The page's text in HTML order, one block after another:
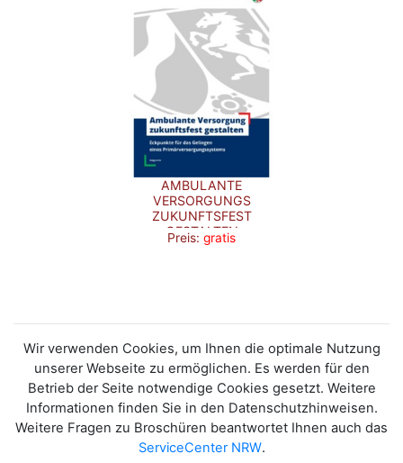
AMBULANTE
VERSORGUNGS
ZUKUNFTSFEST
GESTALTEN
(LANGFASSUNG)
Preis: gratis
Wir verwenden Cookies, um Ihnen die optimale Nutzung
unserer Webseite zu ermöglichen. Es werden für den
Betrieb der Seite notwendige Cookies gesetzt. Weitere
Informationen finden Sie in den Datenschutzhinweisen.
Weitere Fragen zu Broschüren beantwortet Ihnen auch das
ServiceCenter NRW.